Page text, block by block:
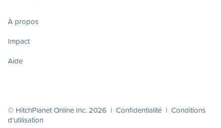
À propos
Impact
Aide
© HitchPlanet Online Inc. 2026 | Confidentialité | Conditions
d'utilisation